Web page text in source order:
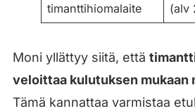
timanttihiomalaite
(alv
Moni yllättyy siitä, että
veloittaa kulutuksen mukaan
Tämä kannattaa varmistaa